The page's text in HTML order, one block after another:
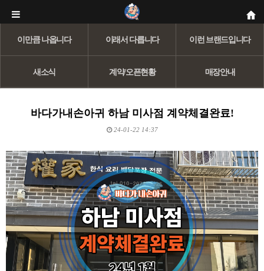
이만큼 나옵니다 이래서 다릅니다 이런 브랜드입니다
새소식 계약/오픈현황 매장안내
바다가내손아귀 하남 미사점 계약체결완료!
24-01-22 14:37
본문